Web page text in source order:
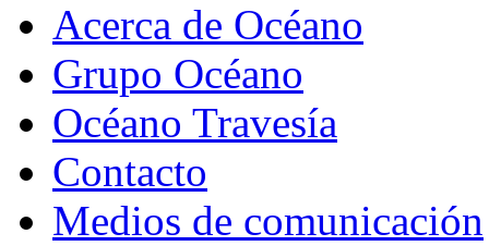
Acerca de Océano
Grupo Océano
Océano Travesía
Contacto
Medios de comunicación